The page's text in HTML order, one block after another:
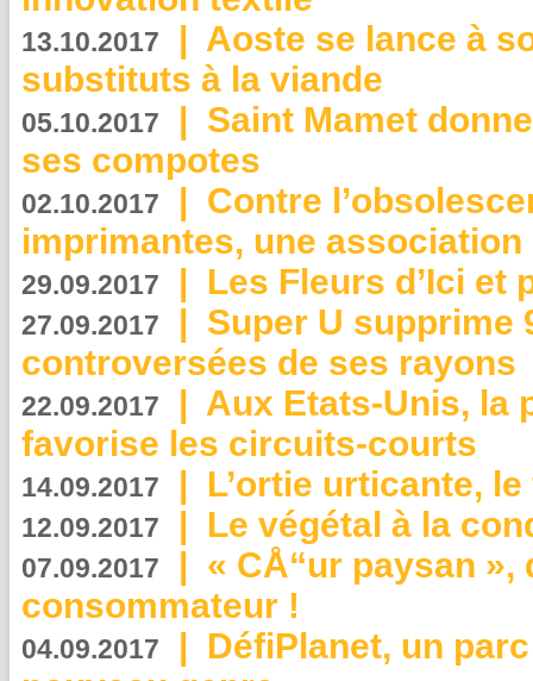
13.10.2017 | Aoste se lance à
substituts à la viande
05.10.2017 | Saint Mamet
ses compotes
02.10.2017 | Contre
imprimantes, une
29.09.2017 | Les Fleurs d’Ici et
27.09.2017 | Super U supprime
controversées de ses rayons
22.09.2017 | Aux Etats-Unis, la
favorise les circuits-courts
14.09.2017 | L’ortie urticante,
12.09.2017 | Le végétal à la
07.09.2017 | « CÅ“ur paysan
consommateur !
04.09.2017 | DéfiPlanet, un